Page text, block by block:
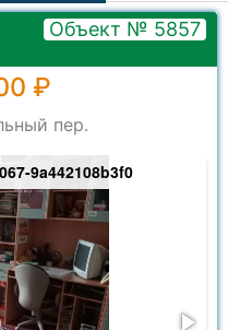
Объект № 5857
₽
пер.
9a442108b3f0